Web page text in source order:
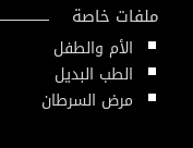
ملفات خاصة
الأم والطفل
الطب البديل
مرض السرطان